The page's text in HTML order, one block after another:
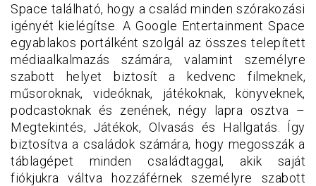
Space található, hogy a család minden szórakozási
igényét kielégítse. A Google Entertainment Space
egyablakos portálként szolgál az összes telepített
médiaalkalmazás számára, valamint személyre
szabott helyet biztosít a kedvenc filmeknek,
műsoroknak, videóknak, játékoknak, könyveknek,
podcastoknak és zenének, négy lapra osztva –
Megtekintés, Játékok, Olvasás és Hallgatás. Így
biztosítva a családok számára, hogy megosszák a
táblagépet minden családtaggal, akik saját
fiókjukra váltva hozzáférnek személyre szabott